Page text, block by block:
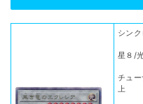
シン
星８/
チュ
上